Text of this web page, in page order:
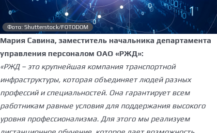
Фото: Shutterstock/FOTODOM
Мария Савина, заместитель начальника департамента
управления персоналом ОАО «РЖД»:
«РЖД – это крупнейшая компания транспортной
инфраструктуры, которая объединяет людей разных
профессий и специальностей. Она гарантирует всем
работникам равные условия для поддержания высокого
уровня профессионализма. Для этого мы реализуем